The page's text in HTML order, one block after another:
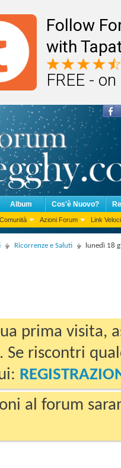
Follow
with
FREE -
Comunità Azioni Forum Link Veloci
Album Cos'è Nuovo?
Ricorrenze e Saluti lunedì 18
prima visita,
. Se riscontri
al forum